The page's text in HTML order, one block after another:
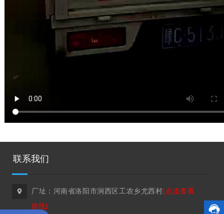

联系我们
 厂址：河南省洛阳市涧西区工农乡尤西村(点击查看
路线)